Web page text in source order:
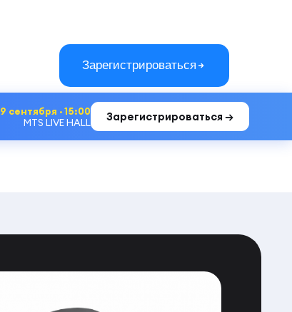
Зарегистрироваться
9 сентября · 15:00
MTS LIVE HALL
Зарегистрироваться →